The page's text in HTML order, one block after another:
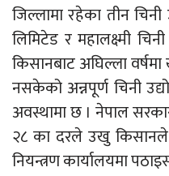
जिल्लामा रहेका तीन चिनी
लिमिटेड र महालक्ष्मी
किसानबाट अघिल्ला
नसकेको अन्नपूर्ण चिनी
अवस्थामा छ । नेपाल
२८ का दरले उखु
नियन्त्रण कार्यालयमा